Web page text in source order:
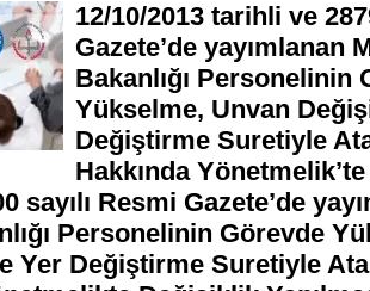
12/10/2013 tarihli ve
Gazete’de yayımlanan
Bakanlığı Personelinin
Yükselme, Unvan
Değiştirme Suretiyle
Hakkında
sayılı Resmi Gazete’de
Personelinin Görevde
Yer Değiştirme Suretiyle